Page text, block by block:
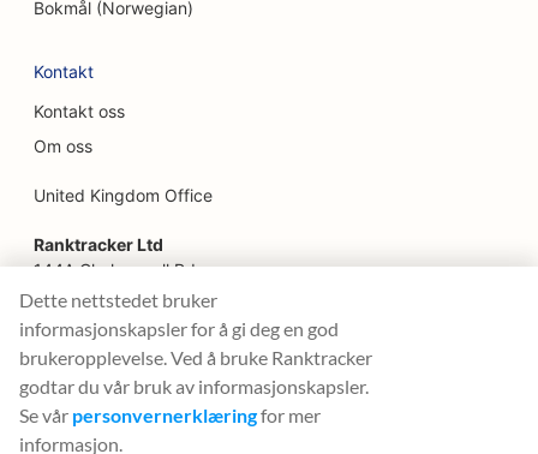
SEO for ingeniørfirmaer
SEO for hurtigmatrestauranter
SEO for blomsterhandlere
SEO for finansielle tjenester
SEO for serveringssteder
SEO for franske konditorier
SEO for foodtrucks
SEO for Frozen Yogurt-butikker
Bokmål (Norwegian)
Kontakt
Kontakt oss
Om oss
United Kingdom Office
Ranktracker Ltd
144A Clerkenwell Rd
London, EC1R 5DF
Company No: 08820809
felix@ranktracker.com
2015 -
Dette nettstedet bruker
informasjonskapsler for å gi deg en god
brukeropplevelse. Ved å bruke Ranktracker
godtar du vår bruk av informasjonskapsler.
Se vår personvernerklæringfor mer
informasjon.